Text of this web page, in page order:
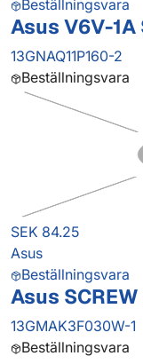
Beställningsvara
Asus V6V-1A
13GNAQ11P160-2
Beställningsvara
SEK 84.25
Asus
Beställningsvara
Asus
13GMAK3F030W-1
Beställningsvara